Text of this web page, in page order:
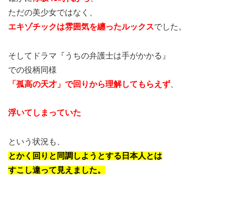
ただの美少女ではなく、
エキゾチックは雰囲気を纏ったルックスでした。
そしてドラマ 『うちの弁護士は手がかかる』
での役柄同様
「孤高の天才」で回りから理解してもらえず
浮いてしまっていた
という状況も、
とかく回りと同調しようとする日本人とは
すこし違って見えました。